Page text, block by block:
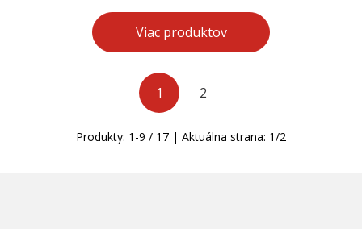
Viac produktov
1 2
Produkty: 1 -9 / 17 | Aktuálna strana: 1/2